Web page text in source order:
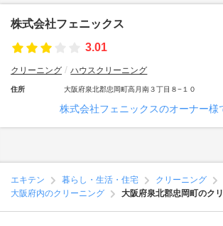
株式会社フェニックス
3.01
クリーニング ハウスクリーニング
住所 大阪府泉北郡忠岡町高月南３丁目８−１０
株式会社フェニックスのオーナー様
エキテン 暮らし・生活・住宅
クリーニング
大阪府内のクリーニング
大阪府泉北郡忠岡町のク